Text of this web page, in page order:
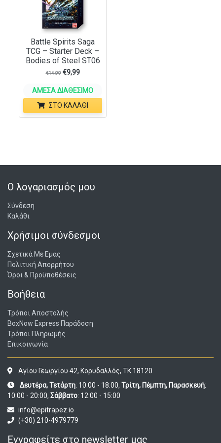
Battle Spirits Saga
TCG – Starter Deck –
Bodies of Steel ST06
€14,99 €9,99
ΆΜΕΣΑ ΔΙΑΘΈΣΙΜΟ
ΣΤΟ ΚΑΛΆΘΙ
Ο λογαριασμός μου
Σύνδεση
Καλάθι
Χρήσιμοι σύνδεσμοι
Σχετικά Με Εμάς
Πολιτική Απορρήτου
Όροι & Προϋποθέσεις
Βοήθεια
Τρόποι Αποστολής
BoxNow Express Παράδοση
Τρόποι Πληρωμής
Επικοινωνία
Αγίου Γεωργίου 42, Κορυδαλλός, ΤΚ 18120
Δευτέρα, Τετάρτη: 10:00 - 18:00, Τρίτη, Πέμπτη, Παρασκευή:
10:00 - 20:00, Σάββατο: 12:00 - 15:00
info@epitrapez.io
(+30) 210-4979779
Εγγραφείτε στο newsletter μας